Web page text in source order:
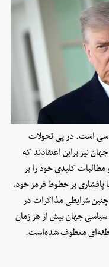
است. در پی تحولات
نیز براین اعتقادند که
مطالبات کلیدی خود را بر
پافشاری بر خطوط قرمز خود،
شرایطی مذاکرات در
جهان بیش از هر زمان
منطقه‌ای معطوف شده‌است.